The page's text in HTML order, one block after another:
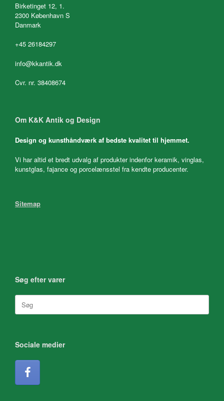
Birketinget 12, 1.
2300 København S
Danmark
+45 26184297
info@kkantik.dk
Cvr. nr. 38408674
Om K&K Antik og Design
Design og kunsthåndværk af bedste kvalitet til hjemmet.
Vi har altid et bredt udvalg af produkter indenfor keramik, vinglas,
kunstglas, fajance og porcelænsstel fra kendte producenter.
Sitemap
Søg efter varer
Søg
efter:
Sociale medier